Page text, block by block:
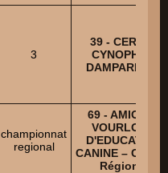
3
39 - CERCLE
CYNOPHILE
DAMPARISIEN
championnat
regional
69 - AMICALE
VOURLOISE
D'EDUCATION
CANINE –
Régional